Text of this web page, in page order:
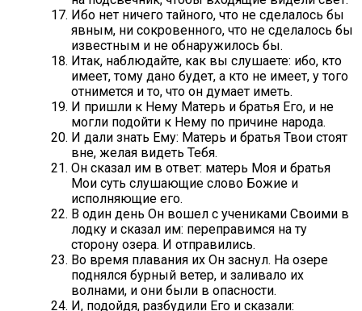
Ибо нет ничего тайного, что не сделалось бы
явным, ни сокровенного, что не сделалось бы
известным и не обнаружилось бы.
Итак, наблюдайте, как вы слушаете: ибо, кто
имеет, тому дано будет, а кто не имеет, у того
отнимется и то, что он думает иметь.
И пришли к Нему Матерь и братья Его, и не
могли подойти к Нему по причине народа.
И дали знать Ему: Матерь и братья Твои стоят
вне, желая видеть Тебя.
Он сказал им в ответ: матерь Моя и братья
Мои суть слушающие слово Божие и
исполняющие его.
В один день Он вошел с учениками Своими в
лодку и сказал им: переправимся на ту
сторону озера. И отправились.
Во время плавания их Он заснул. На озере
поднялся бурный ветер, и заливало их
волнами, и они были в опасности.
И, подойдя, разбудили Его и сказали: